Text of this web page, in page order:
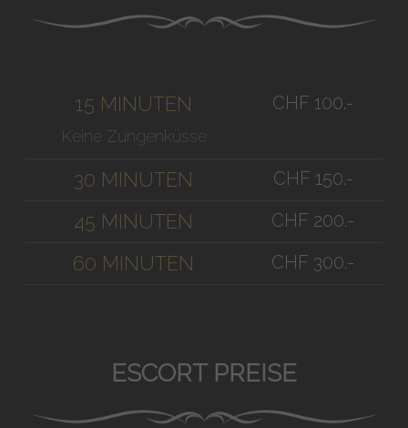
15 MINUTEN
Keine Zungenküsse
CHF 100.-
30 MINUTEN CHF 150.-
45 MINUTEN CHF 200.-
60 MINUTEN CHF 300.-
ESCORT PREISE